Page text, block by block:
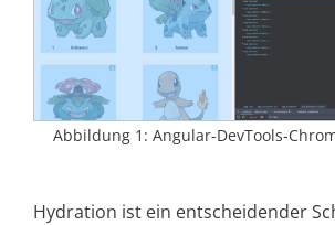
Abbildung 1: Angular-DevTools-
Hydration ist ein entscheidender